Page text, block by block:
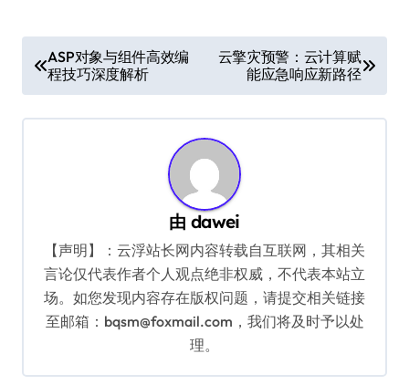
章
导
ASP对象与组件高效编
程技巧深度解析
云擎灾预警：云计算赋
能应急响应新路径
由dawei
【声明】：云浮站长网内容转载自互联网，其相关
言论仅代表作者个人观点绝非权威，不代表本站立
场。如您发现内容存在版权问题，请提交相关链接
至邮箱：bqsm@foxmail.com，我们将及时予以处
理。